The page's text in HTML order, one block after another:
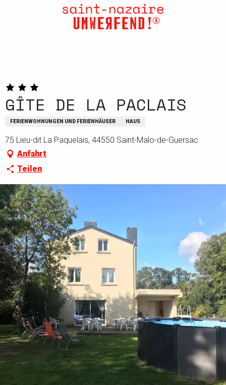
GÎTE DE LA PACLAIS
FERIENWOHNUNGEN UND FERIENHÄUSER HAUS
75 Lieu-dit La Paquelais, 44550 Saint-Malo-de-Guersac
Anfahrt
Teilen